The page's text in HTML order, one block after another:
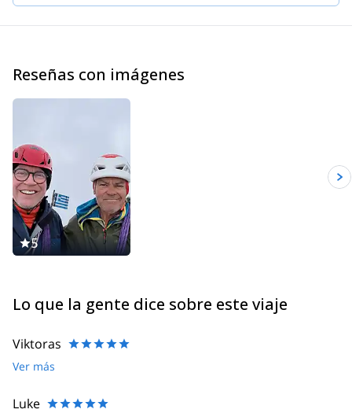
Reseñas con imágenes
5
Lo que la gente dice sobre este viaje
Viktoras
Ver más
Luke